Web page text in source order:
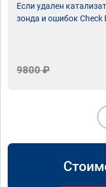
Если удален
зонда и ошибок Check
9800 ₽